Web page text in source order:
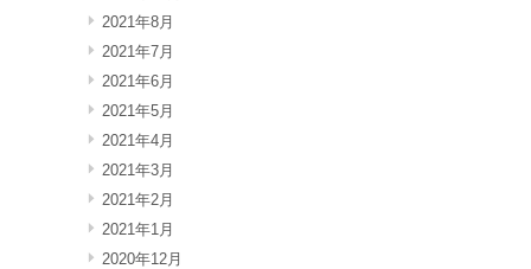
2021年8月
2021年7月
2021年6月
2021年5月
2021年4月
2021年3月
2021年2月
2021年1月
2020年12月